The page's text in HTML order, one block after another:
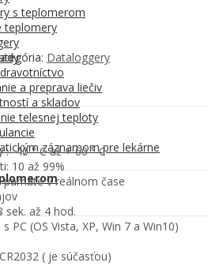
s teplomerom
teplomery
a preprava liečiv
a skladov
telesnej teploty
záznamom pre lekárne
Dataloggery
-40 ° C až + 60 ° C
10 až 99%
v reálnom čase
sek. až 4 hod.
PC (OS Vista, XP, Win 7 a Win10)
( je súčasťou)